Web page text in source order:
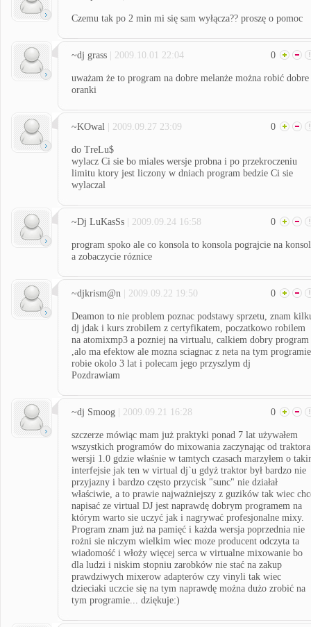
Czemu tak po 2 min mi się sam wyłącza?? proszę o pomoc
~dj grass | 2009.10.01 22:04 0
uważam że to program na dobre melanże można robić dobre
oranki
~KOwal | 2009.09.27 23:09 0
do TreLu$
wylacz Ci sie bo miales wersje probna i po przekroczeniu
limitu ktory jest liczony w dniach program bedzie Ci sie
wylaczal
~Dj LuKasSs | 2009.09.24 16:58 0
program spoko ale co konsola to konsola pograjcie na
a zobaczycie róznice
~djkrism@n | 2009.09.22 19:50 0
Deamon to nie problem poznac podstawy sprzetu, znam
dj jdak i kurs zrobilem z certyfikatem, poczatkowo robilem
na atomixmp3 a pozniej na virtualu, calkiem dobry program
,alo ma efektow ale mozna sciagnac z neta na tym programie
robie okolo 3 lat i polecam jego przyszlym dj
Pozdrawiam
~dj Smoog | 2009.09.21 16:28 0
szczerze mówiąc mam już praktyki ponad 7 lat używałem
wszystkich programów do mixowania zaczynając od traktora
wersji 1.0 gdzie właśnie w tamtych czasach marzyłem o
interfejsie jak ten w virtual dj`u gdyż traktor był bardzo nie
przyjazny i bardzo często przycisk "sunc" nie działał
właściwie, a to prawie najważniejszy z guzików tak wiec
napisać ze virtual DJ jest naprawdę dobrym programem na
którym warto sie uczyć jak i nagrywać profesjonalne mixy.
Program znam już na pamięć i każda wersja poprzednia nie
rożni sie niczym wielkim wiec moze producent odczyta ta
wiadomość i włoży więcej serca w virtualne mixowanie bo
dla ludzi i niskim stopniu zarobków nie stać na zakup
prawdziwych mixerow adapterów czy vinyli tak wiec
dzieciaki uczcie się na tym naprawdę można dużo zrobić na
tym programie... dziękuje:)